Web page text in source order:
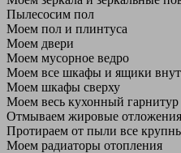
Пылесосим пол
Моем пол и плинтуса
Моем двери
Моем мусорное ведро
Моем все шкафы и ящики
Моем шкафы сверху
Моем весь кухонный гарнитур
Отмываем жировые отложения
Протираем от пыли все
Моем радиаторы отопления